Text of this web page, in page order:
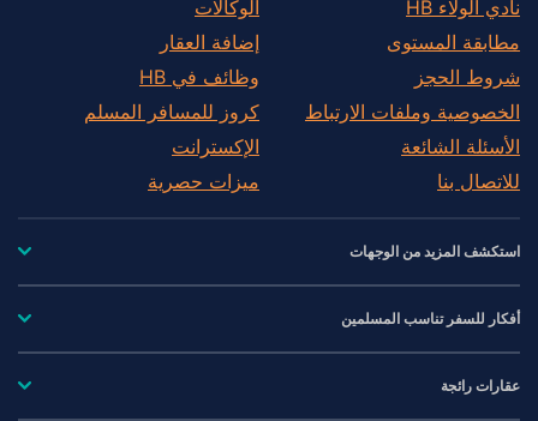
نادي الولاء HB
مطابقة المستوى
شروط الحجز
الخصوصية وملفات الارتباط
الأسئلة الشائعة
للاتصال بنا
الوكالات
إضافة العقار
وظائف في HB
كروز للمسافر المسلم
الإكسترانت
ميزات حصرية
استكشف المزيد من الوجهات
أفكار للسفر تناسب المسلمين
عقارات رائجة